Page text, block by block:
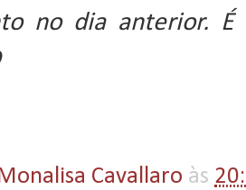
no dia anterior. É
Cavallaro às